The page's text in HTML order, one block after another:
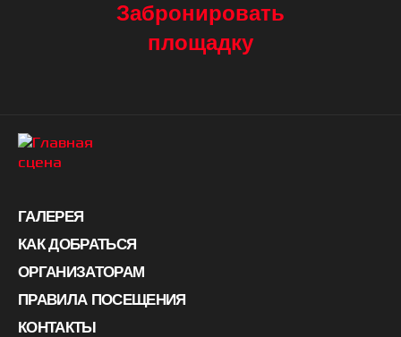
Забронировать
площадку
ГАЛЕРЕЯ
КАК ДОБРАТЬСЯ
ОРГАНИЗАТОРАМ
ПРАВИЛА ПОСЕЩЕНИЯ
КОНТАКТЫ